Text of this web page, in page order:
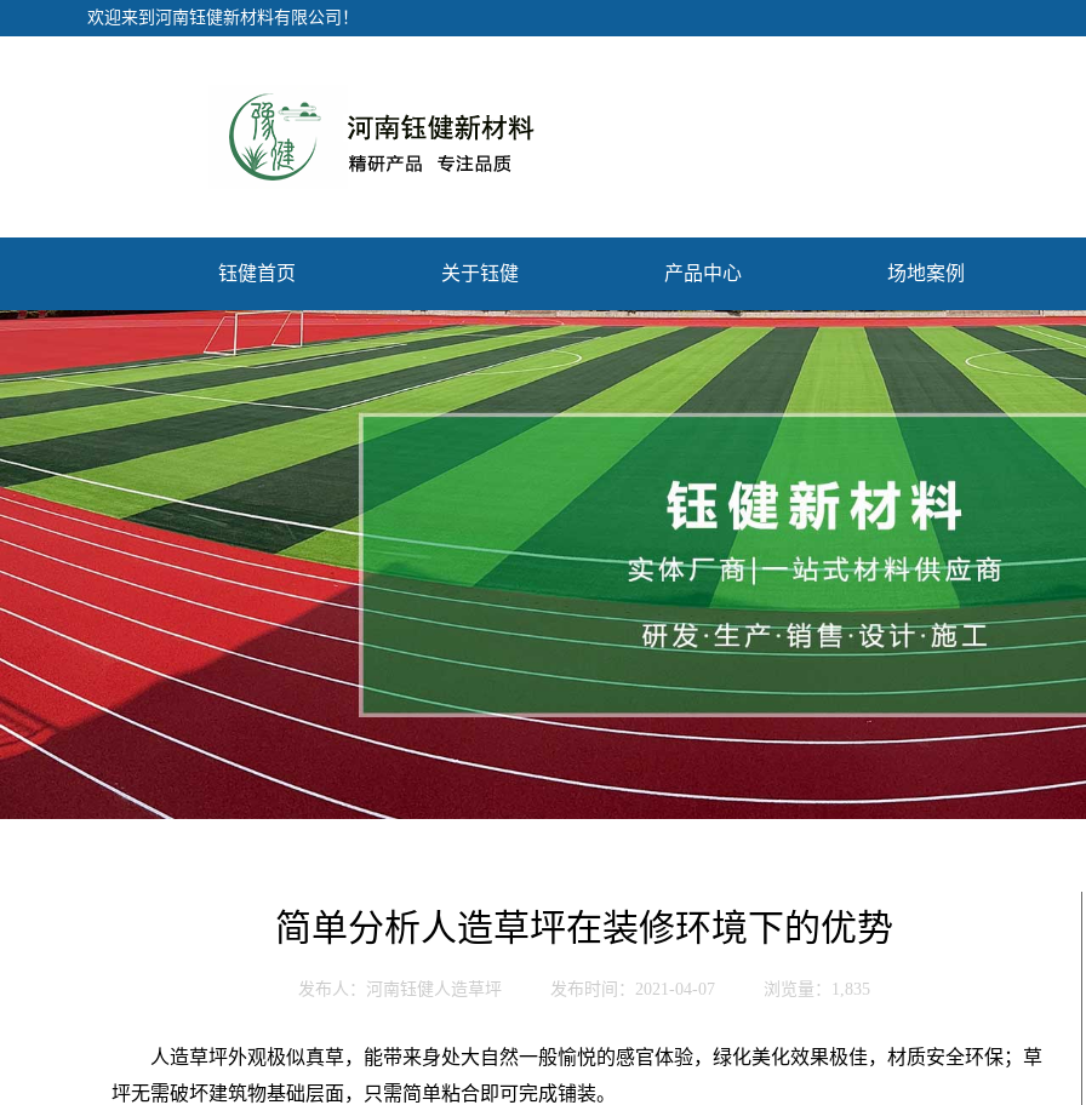
欢迎来到河南钰健新材料有限公司！
钰健首页 关于钰健 产品中心 场地案例
简单分析人造草坪在装修环境下的优势
发布人：河南钰健人造草坪 发布时间：2021-04-07 浏览量：1,835
人造草坪外观极似真草，能带来身处大自然一般愉悦的感官体验，绿化美化效果极佳，材质安全环保；草
坪无需破坏建筑物基础层面，只需简单粘合即可完成铺装。